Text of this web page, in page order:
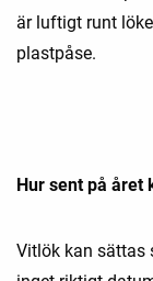
är luftigt runt
plastpåse.
Hur sent på året
Vitlök kan sättas